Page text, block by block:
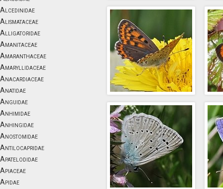
Alcedinidae
Alismataceae
Alligatoridae
Amanitaceae
Amaranthaceae
Amaryllidaceae
Anacardiaceae
Anatidae
Anguidae
Anhimidae
Anhingidae
Anostomidae
Antilocapridae
Apatelodidae
Apiaceae
Apidae